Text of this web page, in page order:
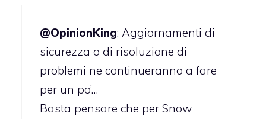
@OpinionKing: Aggiornamenti di
sicurezza o di risoluzione di
problemi ne continueranno a fare
per un po’…
Basta pensare che per Snow